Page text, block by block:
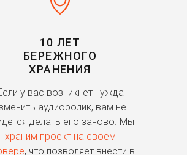
10 ЛЕТ
БЕРЕЖНОГО
ХРАНЕНИЯ
у вас возникнет нужда
аудиоролик, вам не
делать его заново. Мы
храним проект на своем
, что позволяет внести в